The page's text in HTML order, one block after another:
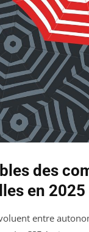
des
en 2025
entre